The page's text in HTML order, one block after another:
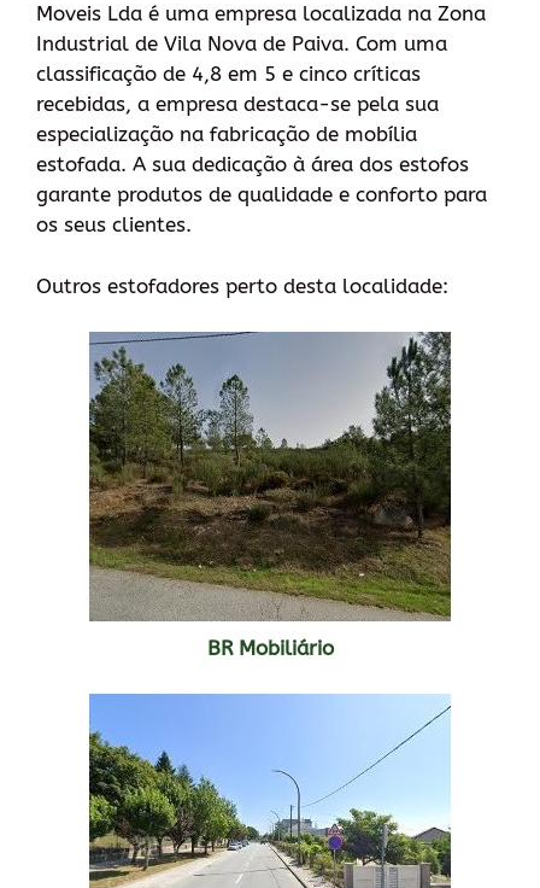
Moveis Lda é uma empresa localizada na Zona
Industrial de Vila Nova de Paiva. Com uma
classificação de 4,8 em 5 e cinco críticas
recebidas, a empresa destaca-se pela sua
especialização na fabricação de mobília
estofada. A sua dedicação à área dos estofos
garante produtos de qualidade e conforto para
os seus clientes.
Outros estofadores perto desta localidade:
BR Mobiliário